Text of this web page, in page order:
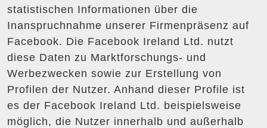
statistischen Informationen über die
Inanspruchnahme unserer Firmenpräsenz auf
Facebook. Die Facebook Ireland Ltd. nutzt
diese Daten zu Marktforschungs- und
Werbezwecken sowie zur Erstellung von
Profilen der Nutzer. Anhand dieser Profile ist
es der Facebook Ireland Ltd. beispielsweise
möglich, die Nutzer innerhalb und außerhalb